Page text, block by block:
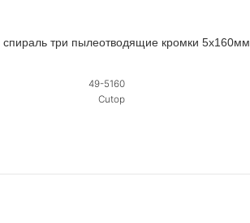
три пылеотводящие кромки 5х160мм
49-5160
Cutop